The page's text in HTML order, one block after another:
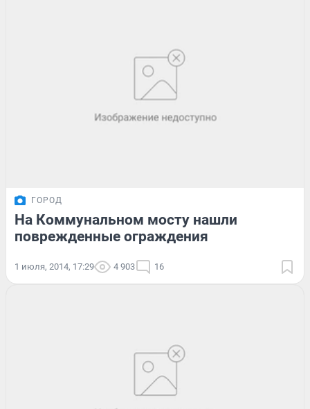
ГОРОД
На Коммунальном мосту нашли
поврежденные ограждения
1 июля, 2014, 17:29 4 903 16